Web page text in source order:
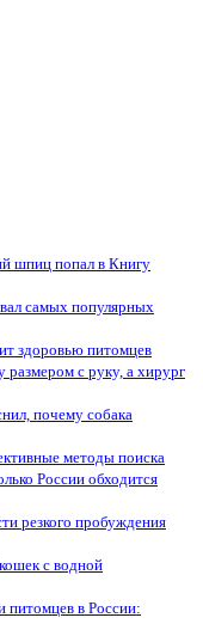
шпиц попал в Книгу
самых популярных
здоровью питомцев
размером с руку, а хирург
почему собака
методы поиска
России обходится
резкого пробуждения
с водной
питомцев в России: